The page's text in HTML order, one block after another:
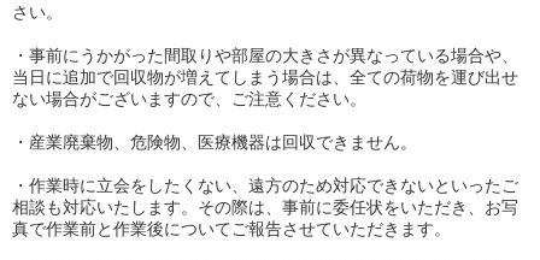
さい。
・事前にうかがった間取りや部屋の大きさが異なっている場合や、
当日に追加で回収物が増えてしまう場合は、全ての荷物を運び出せ
ない場合がございますので、ご注意ください。
・産業廃棄物、危険物、医療機器は回収できません。
・作業時に立会をしたくない、遠方のため対応できないといったご
相談も対応いたします。その際は、事前に委任状をいただき、お写
真で作業前と作業後についてご報告させていただきます。